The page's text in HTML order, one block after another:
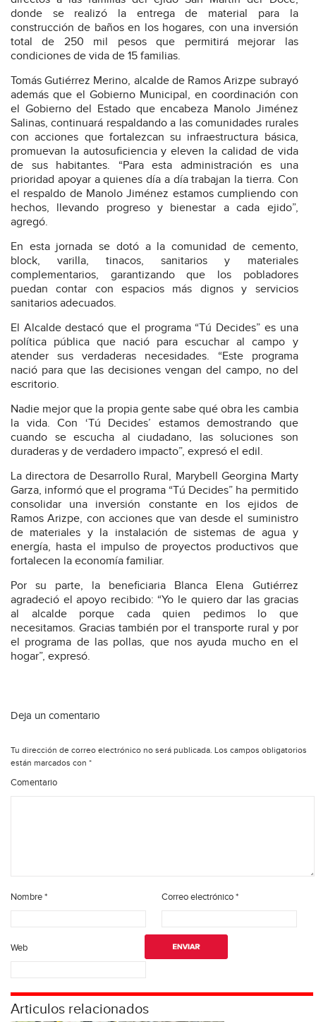
donde se realizó la entrega de material para la
construcción de baños en los hogares, con una inversión
total de 250 mil pesos que permitirá mejorar las
condiciones de vida de 15 familias.
Tomás Gutiérrez Merino, alcalde de Ramos Arizpe subrayó
además que el Gobierno Municipal, en coordinación con
el Gobierno del Estado que encabeza Manolo Jiménez
Salinas, continuará respaldando a las comunidades rurales
con acciones que fortalezcan su infraestructura básica,
promuevan la autosuficiencia y eleven la calidad de vida
de sus habitantes. “Para esta administración es una
prioridad apoyar a quienes día a día trabajan la tierra. Con
el respaldo de Manolo Jiménez estamos cumpliendo con
hechos, llevando progreso y bienestar a cada ejido”,
agregó.
En esta jornada se dotó a la comunidad de cemento,
block, varilla, tinacos, sanitarios y materiales
complementarios, garantizando que los pobladores
puedan contar con espacios más dignos y servicios
sanitarios adecuados.
El Alcalde destacó que el programa “Tú Decides” es una
política pública que nació para escuchar al campo y
atender sus verdaderas necesidades. “Este programa
nació para que las decisiones vengan del campo, no del
escritorio.
Nadie mejor que la propia gente sabe qué obra les cambia
la vida. Con ‘Tú Decides’ estamos demostrando que
cuando se escucha al ciudadano, las soluciones son
duraderas y de verdadero impacto”, expresó el edil.
La directora de Desarrollo Rural, Marybell Georgina Marty
Garza, informó que el programa “Tú Decides” ha permitido
consolidar una inversión constante en los ejidos de
Ramos Arizpe, con acciones que van desde el suministro
de materiales y la instalación de sistemas de agua y
energía, hasta el impulso de proyectos productivos que
fortalecen la economía familiar.
Por su parte, la beneficiaria Blanca Elena Gutiérrez
agradeció el apoyo recibido: “Yo le quiero dar las gracias
al alcalde porque cada quien pedimos lo que
necesitamos. Gracias también por el transporte rural y por
el programa de las pollas, que nos ayuda mucho en el
hogar”, expresó.
Deja un comentario
Tu dirección de correo electrónico no será publicada. Los campos obligatorios
están marcados con *
Comentario
Nombre* Correo electrónico*
Web
Articulos relacionados